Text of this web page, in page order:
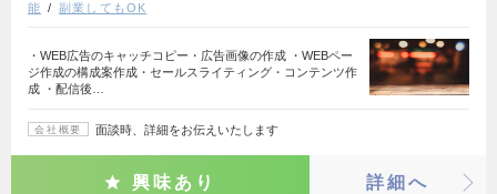
能
副業してもOK
・WEB広告のキャッチコピー・広告画像の作成 ・WEBペー
ジ作成の構成案作成・セールスライティング・コンテンツ作
成 ・配信後…
会社概要 面談時、詳細をお伝えいたします
興味あり 詳細へ